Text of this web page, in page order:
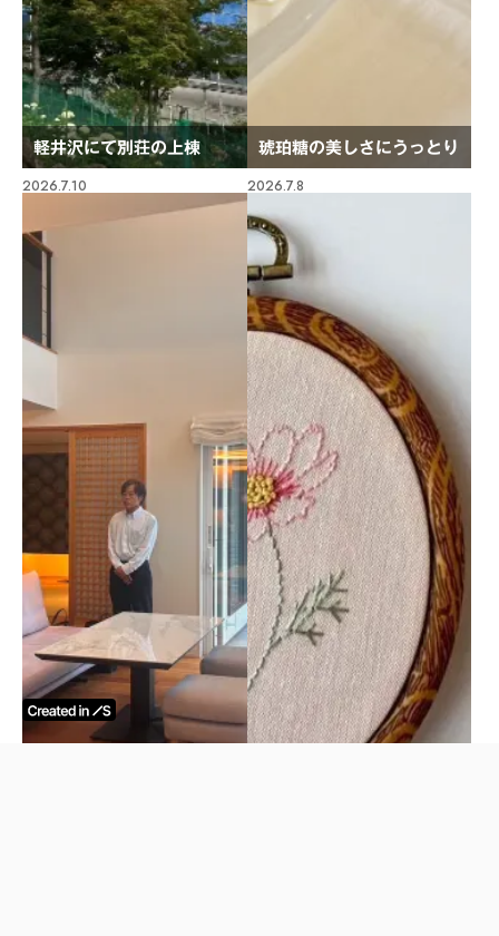
軽井沢にて別荘の上棟 琥珀糖の美しさにうっとり
2026.7.10 2026.7.8